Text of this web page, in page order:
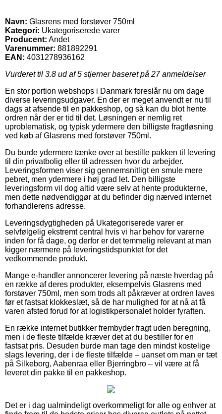
Navn: Glasrens med forstøver 750ml
Kategori: Ukategoriserede varer
Producent: Andet
Varenummer: 881892291
EAN: 4031278936162
Vurderet til 3.8 ud af 5 stjerner baseret på 27anmeldelser
En stor portion webshops i Danmark foreslår nu om dage
diverse leveringsudgaver. En der er meget anvendt er nu til
dags at afsende til en pakkeshop, og så kan du blot hente
ordren når der er tid til det. Løsningen er nemlig ret
uproblematisk, og typisk ydermere den billigste fragtløsning
ved køb af Glasrens med forstøver 750ml.
Du burde ydermere tænke over at bestille pakken til levering
til din privatbolig eller til adressen hvor du arbejder.
Leveringsformen viser sig gennemsnitligt en smule mere
pebret, men ydermere i høj grad let. Den billigste
leveringsform vil dog altid være selv at hente produkterne,
men dette nødvendiggør at du befinder dig nærved internet
forhandlerens adresse.
Leveringsdygtigheden på Ukategoriserede varer er
selvfølgelig ekstremt central hvis vi har behov for varerne
inden for få dage, og derfor er det temmelig relevant at man
kigger nærmere på leveringstidspunktet for det
vedkommende produkt.
Mange e-handler annoncerer levering på næste hverdag på
en række af deres produkter, eksempelvis Glasrens med
forstøver 750ml, men som trods alt påkræver at ordren laves
før et fastsat klokkeslæt, så de har mulighed for at nå at få
varen afsted forud for at logistikpersonalet holder fyraften.
En række internet butikker frembyder fragt uden beregning,
men i de fleste tilfælde kræver det at du bestiller for en
fastsat pris. Desuden burde man tage den mindst kostelige
slags levering, der i de fleste tilfælde – uanset om man er tæt
på Silkeborg, Aabenraa eller Bjerringbro – vil være at få
leveret din pakke til en pakkeshop.
Det er i dag ualmindeligt overkommeligt for alle og enhver at